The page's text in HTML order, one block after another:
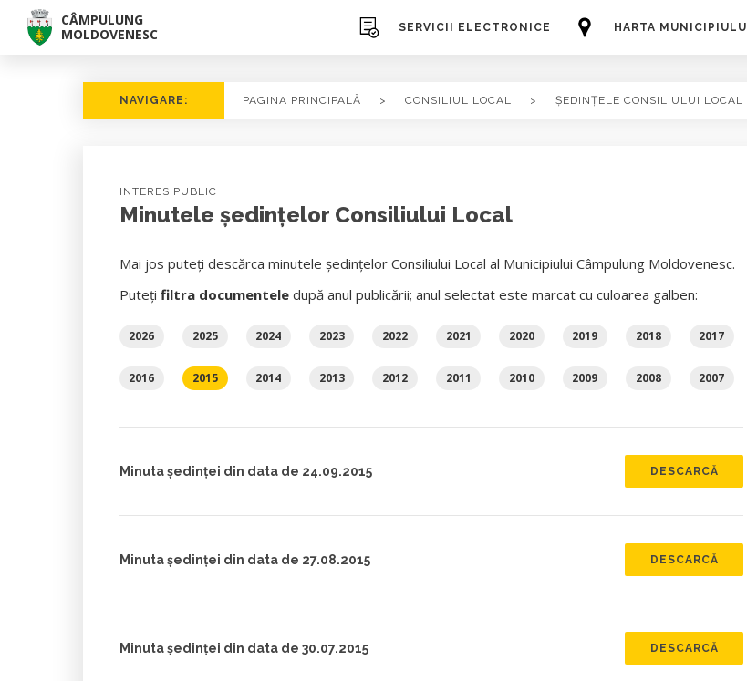
CÂMPULUNG
MOLDOVENESC
HARTA MUNICIPIULUI
SERVICII ELECTRONICE
NAVIGARE: PAGINA PRINCIPALĂ > CONSILIUL LOCAL > ȘEDINȚELE CONSILIULUI LOCAL
INTERES PUBLIC
Minutele ședințelor Consiliului Local
Mai jos puteți descărca minutele ședințelor Consiliului Local al Municipiului Câmpulung Moldovenesc.
Puteți filtra documenteledupă anul publicării; anul selectat este marcat cu culoarea galben:
2026 2025 2024 2023 2022 2021 2020 2019 2018 2017
2016 2015 2014 2013 2012 2011 2010 2009 2008 2007
Minuta ședinței din data de 24.09.2015 DESCARCĂ
Minuta ședinței din data de 27.08.2015 DESCARCĂ
Minuta ședinței din data de 30.07.2015 DESCARCĂ